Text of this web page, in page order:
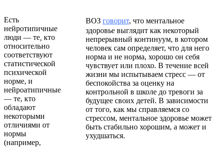
Есть
нейротипичные
люди — те кто
относительно
соответствуют
статистической
психической
норме, и
нейроатипичные
— те, кто
обладают
некоторыми
отличиями от
нормы
(например,
ВОЗ говорит, что ментальное
здоровье выглядит как некоторый
непрерывный континуум, в котором
человек сам определяет, что для него
норма и не норма, хорошо он себя
чувствует или плохо. В течение всей
жизни мы испытываем стресс — от
беспокойства за оценку на
контрольной в школе до тревоги за
будущее своих детей. В зависимости
от того, как мы справляемся со
стрессом, ментальное здоровье может
быть стабильно хорошим, а может и
ухудшаться.